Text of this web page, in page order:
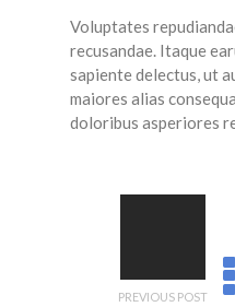
Voluptates
recusandae. Itaque
sapiente delectus, ut
maiores alias
doloribus asperiores
PREVIOUS POST